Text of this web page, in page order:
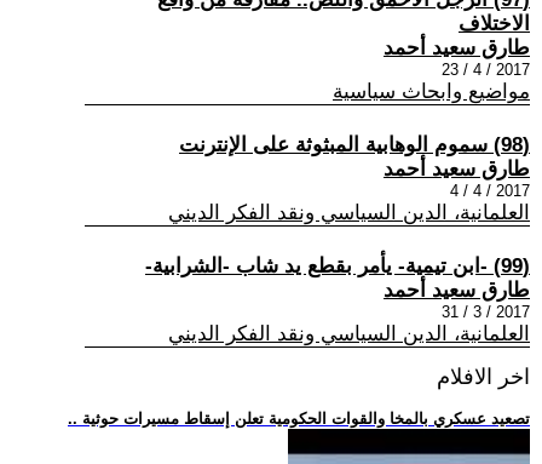
الاختلاف
طارق سعيد أحمد
2017 / 4 / 23
مواضيع وابحاث سياسية
(98) سموم الوهابية المبثوثة على الإنترنت
طارق سعيد أحمد
2017 / 4 / 4
العلمانية، الدين السياسي ونقد الفكر الديني
(99) -ابن تيمية- يأمر بقطع يد شاب -الشرابية-
طارق سعيد أحمد
2017 / 3 / 31
العلمانية، الدين السياسي ونقد الفكر الديني
اخر الافلام
.. تصعيد عسكري بالمخا والقوات الحكومية تعلن إسقاط مسيرات حوثية